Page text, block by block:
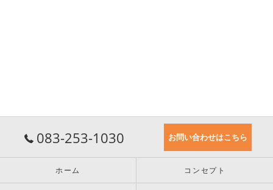
083-253-1030 お問い合わせはこちら
ホーム コンセプト